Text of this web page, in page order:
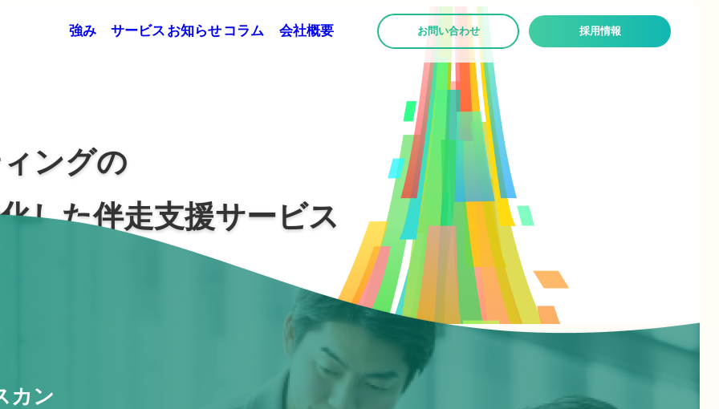
強み サービス お知らせ コラム 会社概要 お問い合わせ 採用情報
ングの
した伴走支援サービス
カン